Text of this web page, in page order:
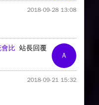
2018-09-28 13:08
A
站長回覆
比
2018-09-21 15:32